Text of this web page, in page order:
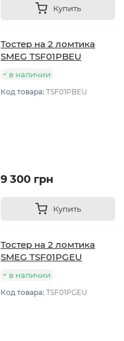
Купить
Тостер на 2 ломтика
SMEG TSF01PBEU
в наличии
Код товара: TSF01PBEU
9 300 грн
Купить
Тостер на 2 ломтика
SMEG TSF01PGEU
в наличии
Код товара: TSF01PGEU